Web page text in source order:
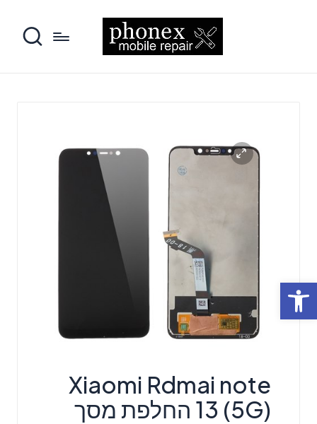
פתח סרגל נגישות
Xiaomi Rdmai note
13 (5G) החלפת מסך